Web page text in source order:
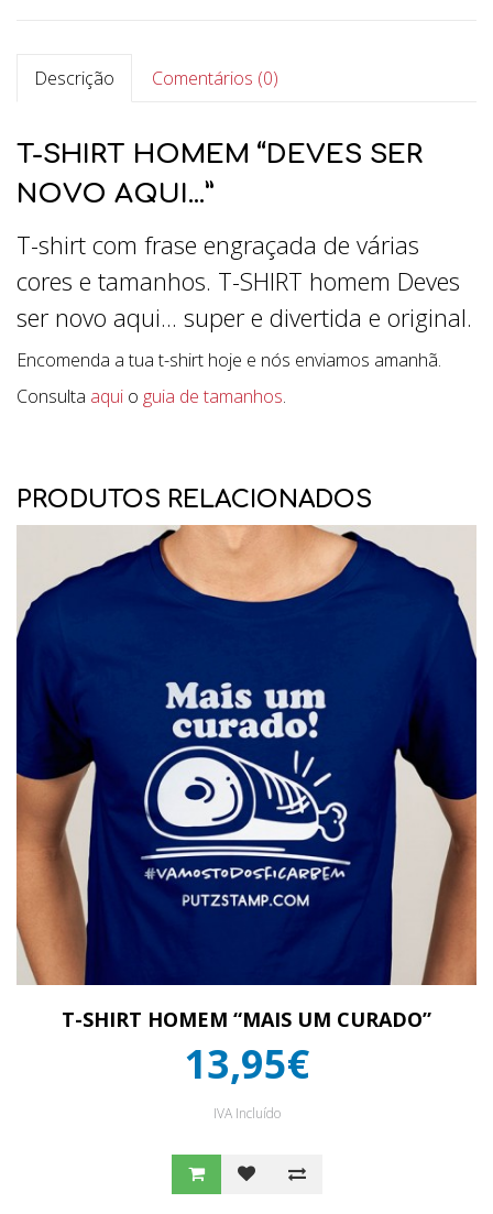
Descrição Comentários (0)
T-SHIRT HOMEM “DEVES SER
NOVO AQUI...”
T-shirt com frase engraçada de várias
cores e tamanhos. T-SHIRT homem Deves
ser novo aqui... super e divertida e original.
Encomenda a tua t-shirt hoje e nós enviamos amanhã.
Consulta aqui o guia de tamanhos.
PRODUTOS RELACIONADOS
T-SHIRT HOMEM “MAIS UM CURADO”
13,95€
IVA Incluído